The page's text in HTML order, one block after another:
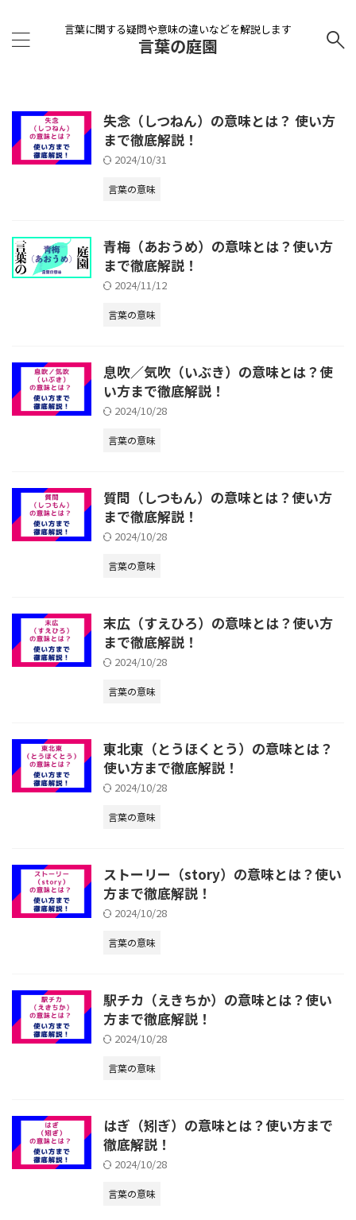
言葉に関する疑問や意味の違いなどを解説します
言葉の庭園
失念（しつねん）の意味とは？ 使い方
まで徹底解説！
2024/10/31
言葉の意味
青梅（あおうめ）の意味とは？使い方
まで徹底解説！
2024/11/12
言葉の意味
息吹／気吹（いぶき）の意味とは？使
い方まで徹底解説！
2024/10/28
言葉の意味
質問（しつもん）の意味とは？使い方
まで徹底解説！
2024/10/28
言葉の意味
末広（すえひろ）の意味とは？使い方
まで徹底解説！
2024/10/28
言葉の意味
東北東（とうほくとう）の意味とは？
使い方まで徹底解説！
2024/10/28
言葉の意味
ストーリー（story）の意味とは？使い
方まで徹底解説！
2024/10/28
言葉の意味
駅チカ（えきちか）の意味とは？使い
方まで徹底解説！
2024/10/28
言葉の意味
はぎ（矧ぎ）の意味とは？使い方まで
徹底解説！
2024/10/28
言葉の意味